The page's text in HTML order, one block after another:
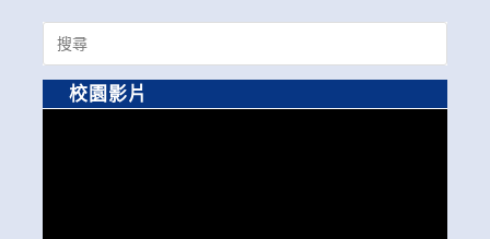
Search
for:
校園影片